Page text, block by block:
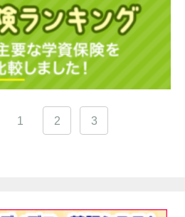
1 2 3